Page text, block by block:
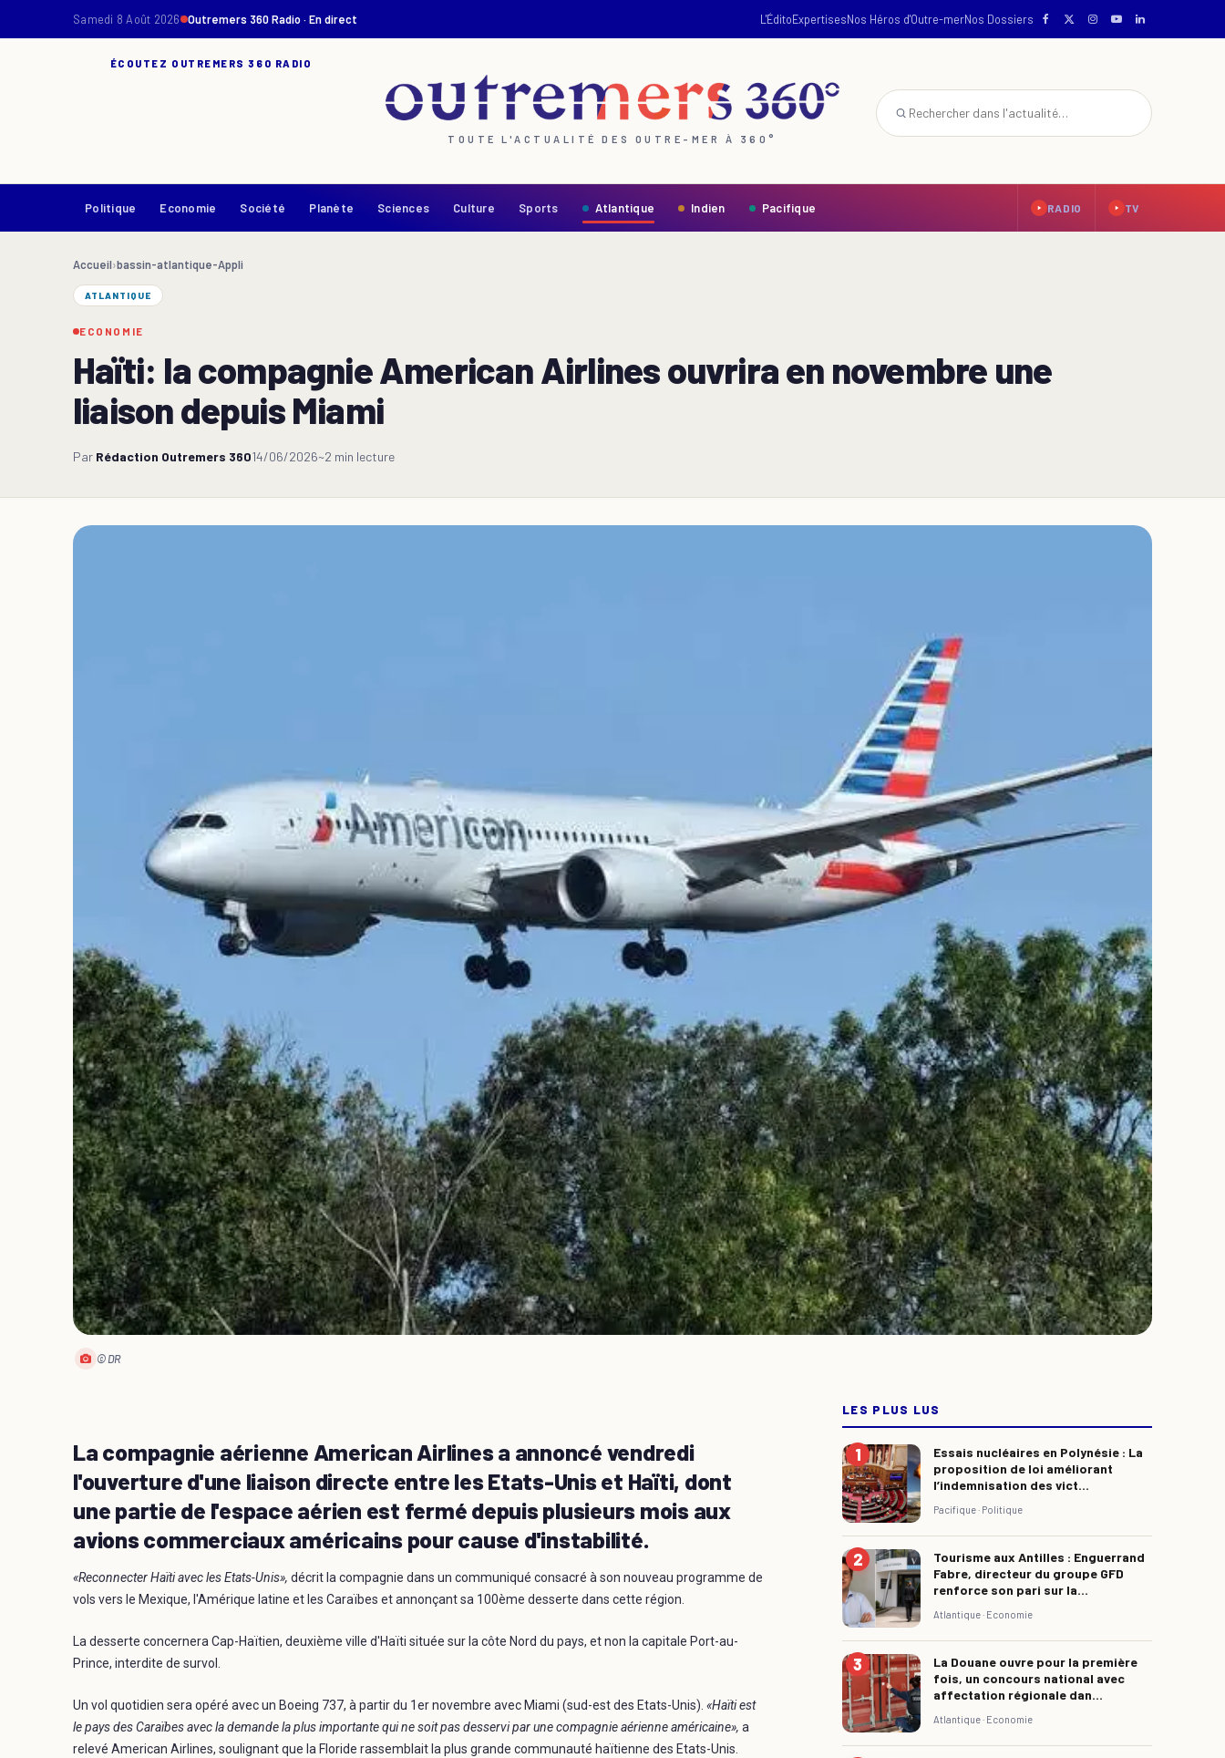
Samedi 8 Août 2026 Outremers 360 Radio · En direct L'ÉditoExpertisesNos Héros d'Outre-merNos Dossiers
ÉCOUTEZ OUTREMERS 360 RADIO
TOUTE L'ACTUALITÉ DES OUTRE-MER À 360°
Politique Economie Société Planète Sciences Culture Sports Atlantique Indien Pacifique RADIO TV
Accueil›bassin-atlantique-Appli
ATLANTIQUE
ECONOMIE
Haïti: la compagnie American Airlines ouvrira en novembre une
liaison depuis Miami
Par Rédaction Outremers 36014/06/2026~2 min lecture
© DR
La compagnie aérienne American Airlines a annoncé vendredi
l'ouverture d'une liaison directe entre les Etats-Unis et Haïti, dont
une partie de l'espace aérien est fermé depuis plusieurs mois aux
avions commerciaux américains pour cause d'instabilité.
«Reconnecter Haïti avec les Etats-Unis», décrit la compagnie dans un communiqué consacré à son nouveau programme de
vols vers le Mexique, l'Amérique latine et les Caraïbes et annonçant sa 100ème desserte dans cette région.
La desserte concernera Cap-Haïtien, deuxième ville d'Haïti située sur la côte Nord du pays, et non la capitale Port-au-
Prince, interdite de survol.
Un vol quotidien sera opéré avec un Boeing 737, à partir du 1er novembre avec Miami (sud-est des Etats-Unis). «Haïti est
le pays des Caraïbes avec la demande la plus importante qui ne soit pas desservi par une compagnie aérienne américaine», a
relevé American Airlines, soulignant que la Floride rassemblait la plus grande communauté haïtienne des Etats-Unis.
LES PLUS LUS
Essais nucléaires en Polynésie : La
proposition de loi améliorant
l’indemnisation des vict...
Pacifique · Politique
Tourisme aux Antilles : Enguerrand
Fabre, directeur du groupe GFD
renforce son pari sur la...
Atlantique · Economie
La Douane ouvre pour la première
fois, un concours national avec
affectation régionale dan...
Atlantique · Economie